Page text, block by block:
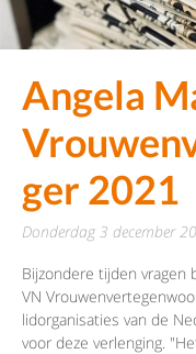
Angela
ger 2021
donderdag 3 december
Bijzondere tijden vragen
VN
lidorganisaties van de
voor deze verlenging.